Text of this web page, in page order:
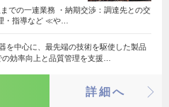
での一連業務 ・納期交渉：調達先との交
・指導など ≪や…
を中心に、最先端の技術を駆使した製品
効率向上と品質管理を支援…
詳細へ